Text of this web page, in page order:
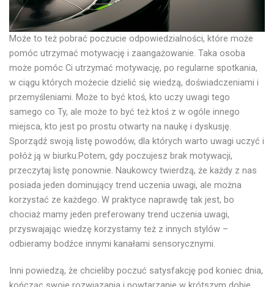
Może to też pobrać poczucie odpowiedzialności, które może
pomóc utrzymać motywację i zaangażowanie. Taka osoba
może pomóc Ci utrzymać motywację, po regularne spotkania,
w ciągu których możecie dzielić się wiedzą, doświadczeniami i
przemyśleniami. Może to być ktoś, kto uczy uwagi tego
samego co Ty, ale może to być też ktoś z w ogóle innego
miejsca, kto jest po prostu otwarty na naukę i dyskusję.
Sporządź swoją listę powodów, dla których warto uwagi uczyć i
połóż ją w biurku.Potem, gdy poczujesz brak motywacji,
przeczytaj listę ponownie. Naukowcy twierdzą, że każdy z nas
posiada jeden dominujący trend uczenia uwagi, ale można
korzystać ze każdego. W praktyce naprawdę tak jest, bo
chociaż mamy jeden preferowany trend uczenia uwagi,
przyswajając wiedzę korzystamy też z innych stylów –
odbieramy bodźce innymi kanałami sensorycznymi.
Inni powiedzą, że chcieliby poczuć satysfakcję pod koniec dnia,